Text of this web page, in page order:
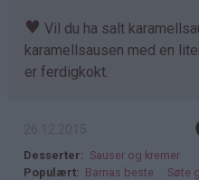
♥ Vil du ha salt
karamellsausen med en
er ferdigkokt.
Desserter
Sauser og kremer
Populært
Barnas beste
Søte